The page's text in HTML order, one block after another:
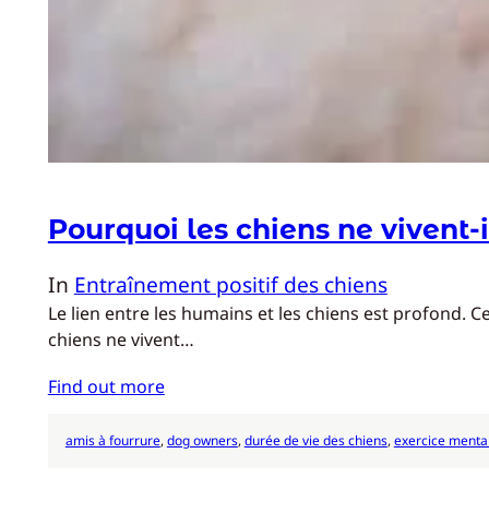
Pourquoi les chiens ne
In Entraînement positif des chiens
Le lien entre les humains et les chiens est profond.
chiens ne vivent…
Find out more
amis à fourrure, dog owners, durée de vie des chiens, exercice